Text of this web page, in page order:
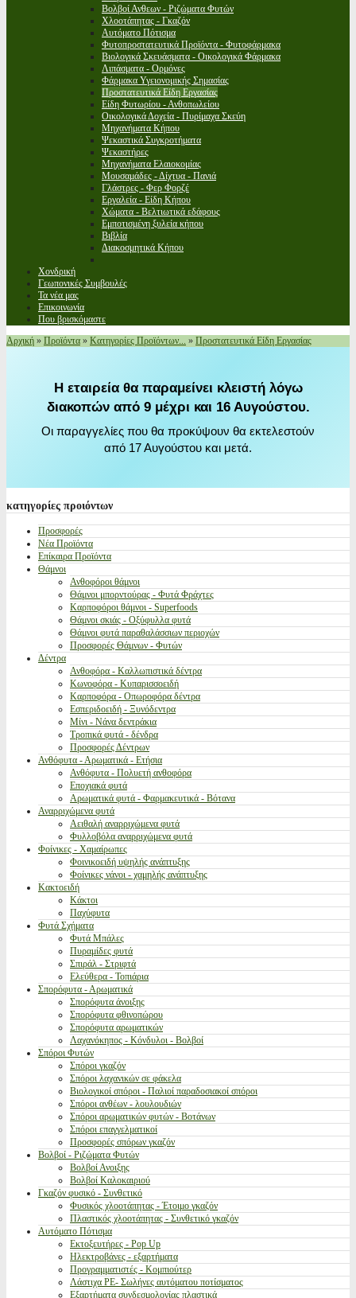
Βολβοί Ανθεων - Ριζώματα Φυτών
Χλοοτάπητας - Γκαζόν
Αυτόματο Πότισμα
Φυτοπροστατευτικά Προϊόντα - Φυτοφάρμακα
Βιολογικά Σκευάσματα - Οικολογικά Φάρμακα
Λιπάσματα - Ορμόνες
Φάρμακα Υγειονομικής Σημασίας
Προστατευτικά Είδη Εργασίας
Είδη Φυτωρίου - Ανθοπωλείου
Οικολογικά Δοχεία - Πυρίμαχα Σκεύη
Μηχανήματα Κήπου
Ψεκαστικά Συγκροτήματα
Ψεκαστήρες
Μηχανήματα Ελαιοκομίας
Μουσαμάδες - Δίχτυα - Πανιά
Γλάστρες - Φερ Φορζέ
Εργαλεία - Είδη Κήπου
Χώματα - Βελτιωτικά εδάφους
Εμποτισμένη ξυλεία κήπου
Βιβλία
Διακοσμητικά Κήπου
Χονδρική
Γεωπονικές Συμβουλές
Τα νέα μας
Επικοινωνία
Που βρισκόμαστε
Αρχική » Προϊόντα » Κατηγορίες Προϊόντων... » Προστατευτικά Είδη Εργασίας
Η εταιρεία θα παραμείνει κλειστή λόγω
διακοπών από 9 μέχρι και 16 Αυγούστου.
Οι παραγγελίες που θα προκύψουν θα εκτελεστούν
από 17 Αυγούστου και μετά.
κατηγορίες προιόντων
Προσφορές
Νέα Προϊόντα
Επίκαιρα Προϊόντα
Θάμνοι
Ανθοφόροι θάμνοι
Θάμνοι μπορντούρας - Φυτά Φράχτες
Καρποφόροι θάμνοι - Superfoods
Θάμνοι σκιάς - Οξύφυλλα φυτά
Θάμνοι φυτά παραθαλάσσιων περιοχών
Προσφορές Θάμνων - Φυτών
Δέντρα
Ανθοφόρα - Καλλωπιστικά δέντρα
Κωνοφόρα - Κυπαρισσοειδή
Καρποφόρα - Οπωροφόρα δέντρα
Εσπεριδοειδή - Ξυνόδεντρα
Μίνι - Νάνα δεντράκια
Τροπικά φυτά - δένδρα
Προσφορές Δέντρων
Ανθόφυτα - Αρωματικά - Ετήσια
Ανθόφυτα - Πολυετή ανθοφόρα
Εποχιακά φυτά
Αρωματικά φυτά - Φαρμακευτικά - Βότανα
Αναρριχώμενα φυτά
Αειθαλή αναρριχώμενα φυτά
Φυλλοβόλα αναρριχώμενα φυτά
Φοίνικες - Χαμαίρωπες
Φοινικοειδή υψηλής ανάπτυξης
Φοίνικες νάνοι - χαμηλής ανάπτυξης
Κακτοειδή
Κάκτοι
Παχύφυτα
Φυτά Σχήματα
Φυτά Μπάλες
Πυραμίδες φυτά
Σπιράλ - Στριφτά
Ελεύθερα - Τοπιάρια
Σπορόφυτα - Αρωματικά
Σπορόφυτα άνοιξης
Σπορόφυτα φθινοπώρου
Σπορόφυτα αρωματικών
Λαχανόκηπος - Κόνδυλοι - Βολβοί
Σπόροι Φυτών
Σπόροι γκαζόν
Σπόροι λαχανικών σε φάκελα
Βιολογικοί σπόροι - Παλιοί παραδοσιακοί σπόροι
Σπόροι ανθέων - λουλουδιών
Σπόροι αρωματικών φυτών - Βοτάνων
Σπόροι επαγγελματικοί
Προσφορές σπόρων γκαζόν
Βολβοί - Ριζώματα Φυτών
Βολβοί Ανοιξης
Βολβοί Καλοκαιριού
Γκαζόν φυσικό - Συνθετικό
Φυσικός χλοοτάπητας - Έτοιμο γκαζόν
Πλαστικός χλοοτάπητας - Συνθετικό γκαζόν
Αυτόματο Πότισμα
Εκτοξευτήρες - Pop Up
Ηλεκτροβάνες - εξαρτήματα
Προγραμματιστές - Κομπιούτερ
Λάστιχα PE- Σωλήνες αυτόματου ποτίσματος
Εξαρτήματα συνδεσμολογίας πλαστικά